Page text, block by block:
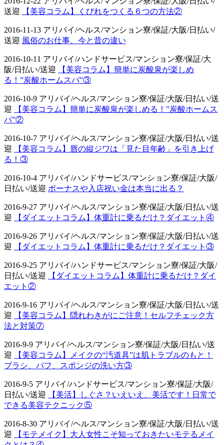
送迎
【美容コラム】くびれをつくる６つの方法②
2016-11-13 アリバイ/ヘルス/マンション寮/保証/大阪/日払い/
送迎 風俗のお仕事、今と昔の違い
2016-10-11 アリバイ/ハンドサービス/マンション寮/保証/大
阪/日払い/送迎
【美容コラム】簡単に炭酸泉が楽しめ
る！”炭酸ホームスパ”③
2016-10-9 アリバイ/ヘルス/マンション寮/保証/大阪/日払い/送
迎
【美容コラム】簡単に炭酸泉が楽しめる！”炭酸ホームス
パ”②
2016-10-7 アリバイ/ヘルス/マンション寮/保証/大阪/日払い/送
迎
【美容コラム】唇の縦ジワは「見た目年齢」を引き上げ
る！③
2016-10-4 アリバイ/ハンドサービス/マンション寮/保証/大阪/
日払い/送迎 ボーナスや入店祝い金は本当に出る？
2016-9-27 アリバイ/ヘルス/マンション寮/保証/大阪/日払い/送
迎
【ダイエットコラム】体重計に乗るだけ？ダイエット④
2016-9-26 アリバイ/ヘルス/マンション寮/保証/大阪/日払い/送
迎
【ダイエットコラム】体重計に乗るだけ？ダイエット③
2016-9-25 アリバイ/ハンドサービス/マンション寮/保証/大阪/
日払い/送迎
【ダイエットコラム】体重計に乗るだけ？ダイ
エット②
2016-9-16 アリバイ/ヘルス/マンション寮/保証/大阪/日払い/送
迎
【美容コラム】隠れわきがにご注意！セルフチェック方
法と対策⑦
2016-9-9 アリバイ/ヘルス/マンション寮/保証/大阪/日払い/送
迎
【美容コラム】メイクの“汚道具”は肌トラブルのもと！
ブラシ、パフ、スポンジの洗い方③
2016-9-5 アリバイ/ハンドサービス/マンション寮/保証/大阪/
日払い/送迎
【美活】しぐさ？いえいえ、美活です！日常で
できる美容テクニック⑤
2016-8-30 アリバイ/ヘルス/マンション寮/保証/大阪/日払い/送
迎
【モテメイク】大人女性こそ知っておきたいモテるメイ